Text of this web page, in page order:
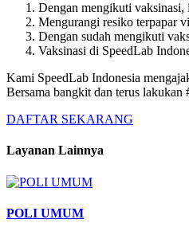
Dengan mengikuti vaksinasi,
Mengurangi resiko terpapar
Dengan sudah mengikuti
Vaksinasi di SpeedLab
Kami SpeedLab Indonesia
Bersama bangkit dan terus lakukan
DAFTAR SEKARANG
Layanan Lainnya
POLI UMUM